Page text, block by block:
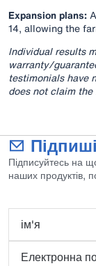
Expansion plans:
14, allowing the
Individual results
warranty/
testimonials have
does not claim
Підписуйтесь на
наших продуктів,
ім'я
Електронна